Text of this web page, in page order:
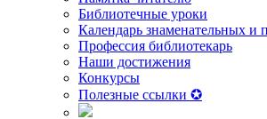
Библиотечные уроки
Календарь знаменательных и
Профессия библиотекарь
Наши достижения
Конкурсы
Полезные ссылки ✪